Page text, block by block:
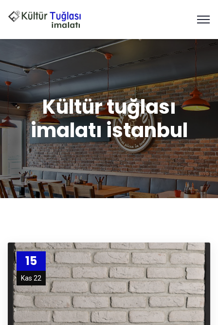
Kültür tuğlası
imalatı istanbul
15
Kas 22